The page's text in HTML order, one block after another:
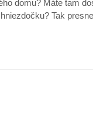
domu? Máte tam
Tak